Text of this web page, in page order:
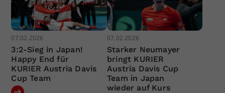
07.02.2026
3:2-Sieg in Japan!
Happy End für
KURIER Austria Davis
Cup Team
07.02.2026
Starker Neumayer
bringt KURIER
Austria Davis Cup
Team in Japan
wieder auf Kurs